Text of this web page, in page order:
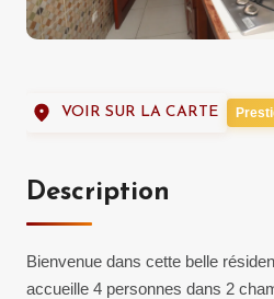
VOIR SUR LA CARTE
Description
Bienvenue dans cette belle
accueille 4 personnes dans 2